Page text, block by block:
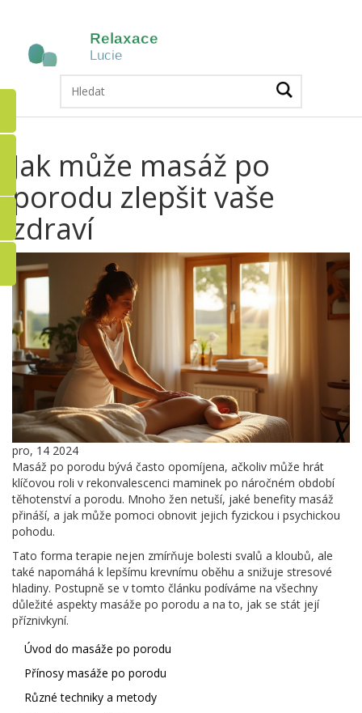
Jak může masáž po
porodu zlepšit vaše
zdraví
pro, 14 2024
Masáž po porodu bývá často opomíjena, ačkoliv může hrát
klíčovou roli v rekonvalescenci maminek po náročném období
těhotenství a porodu. Mnoho žen netuší, jaké benefity masáž
přináší, a jak může pomoci obnovit jejich fyzickou i psychickou
pohodu.
Tato forma terapie nejen zmírňuje bolesti svalů a kloubů, ale
také napomáhá k lepšímu krevnímu oběhu a snižuje stresové
hladiny. Postupně se v tomto článku podíváme na všechny
důležité aspekty masáže po porodu a na to, jak se stát její
příznivkyní.
Úvod do masáže po porodu
Přínosy masáže po porodu
Různé techniky a metody